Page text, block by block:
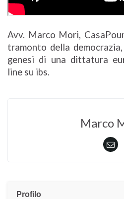
Avv. Marco Mori,
tramonto della
genesi di una dittatura
line su ibs.
Marco
Profilo